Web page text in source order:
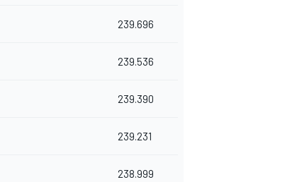
239.696
239.536
239.390
239.231
238.999